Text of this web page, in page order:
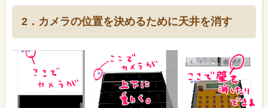
2．カメラの位置を決めるために天井を消す